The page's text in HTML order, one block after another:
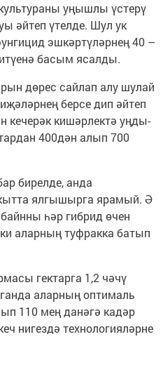
уңышлы үстерү
әйтеп үтелде. Шул ук
эшкәртүләрнең 40 –
басым ясалды.
дөрес сайлап алу шулай
берсе дип әйтеп
кече­рәк кишәрлектә уңды­
400дән алып 700
бирелде, анда
ялгышырга ярамый. Ә
һәр гибрид өчен
аларның туфракка батып
гектарга 1,2 чәчү
аларның оптималь
110 мең данәгә кадәр
нигездә технологияләрне